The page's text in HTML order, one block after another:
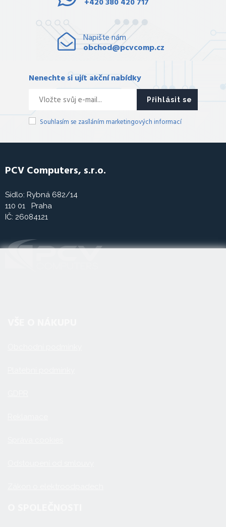
Napište nám
obchod@pcvcomp.cz
Nenechte si ujít akční nabídky
Přihlásit se
Souhlasím se zasíláním marketingových informací
PCV Computers, s.r.o.
Sídlo: Rybná 682/14
110 01 Praha
IČ: 26084121